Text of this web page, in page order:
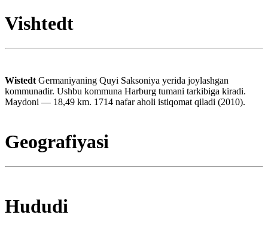
Vishtedt
Wistedt Germaniyaning Quyi Saksoniya yerida joylashgan
kommunadir. Ushbu kommuna Harburg tumani tarkibiga kiradi.
Maydoni — 18,49 km. 1714 nafar aholi istiqomat qiladi (2010).
Geografiyasi
Hududi